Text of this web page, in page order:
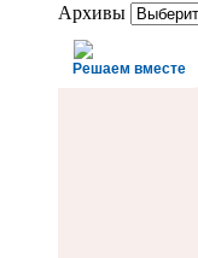
Архивы
Решаем вместе